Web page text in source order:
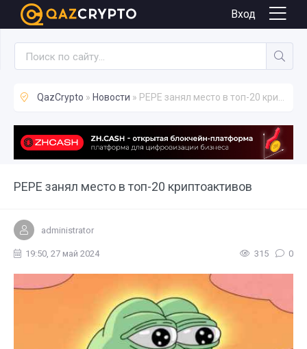
Вход
QazCrypto » Новости » PEPE занял место в топ-20 криптоактивов
PEPE занял место в топ-20 криптоактивов
Новости
administrator
19:50, 27 май 2024 315 0